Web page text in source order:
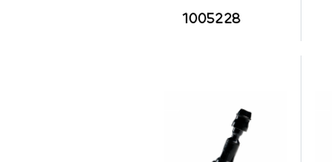
ILX, TLX 2013-
1005228